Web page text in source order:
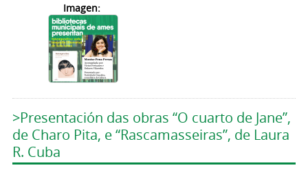
Imagen:
>Presentación das obras “O cuarto de Jane”,
de Charo Pita, e “Rascamasseiras”, de Laura
R. Cuba